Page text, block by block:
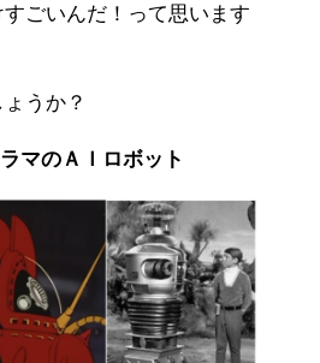
ごいんだ！って思います
うか？
マのＡＩロボット